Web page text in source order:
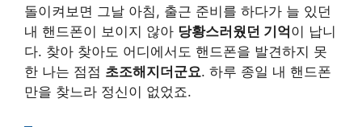
돌이켜보면 그날 아침, 출근 준비를 하다가 늘 있던
내 핸드폰이 보이지 않아 당황스러웠던 기억 이 납니
다. 찾아 찾아도 어디에서도 핸드폰을 발견하지 못
한 나는 점점 초조해지더군요. 하루 종일 내 핸드폰
만을 찾느라 정신이 없었죠.